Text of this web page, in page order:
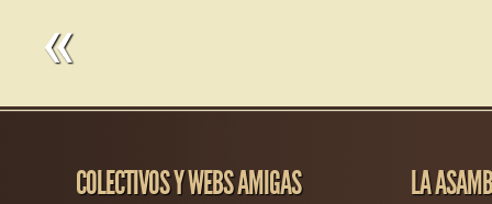
para con las personas que
buscan un lugar seguro de
»»
COLECTIVOS Y WEBS AMIGAS LA